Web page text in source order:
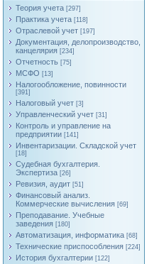
Теория учета [297]
Практика учета [118]
Отраслевой учет [197]
Документация, делопроизводство,
канцелярия [234]
Отчетность [75]
МСФО [13]
Налогообложение, повинности
[391]
Налоговый учет [3]
Управленческий учет [31]
Контроль и управление на
предприятии [141]
Инвентаризации. Складской учет
[18]
Судебная бухгалтерия.
Экспертиза [26]
Ревизия, аудит [51]
Финансовый анализ.
Коммерческие вычисления [69]
Преподавание. Учебные
заведения [180]
Автоматизация, информатика [68]
Технические приспособления [224]
История бухгалтерии [122]